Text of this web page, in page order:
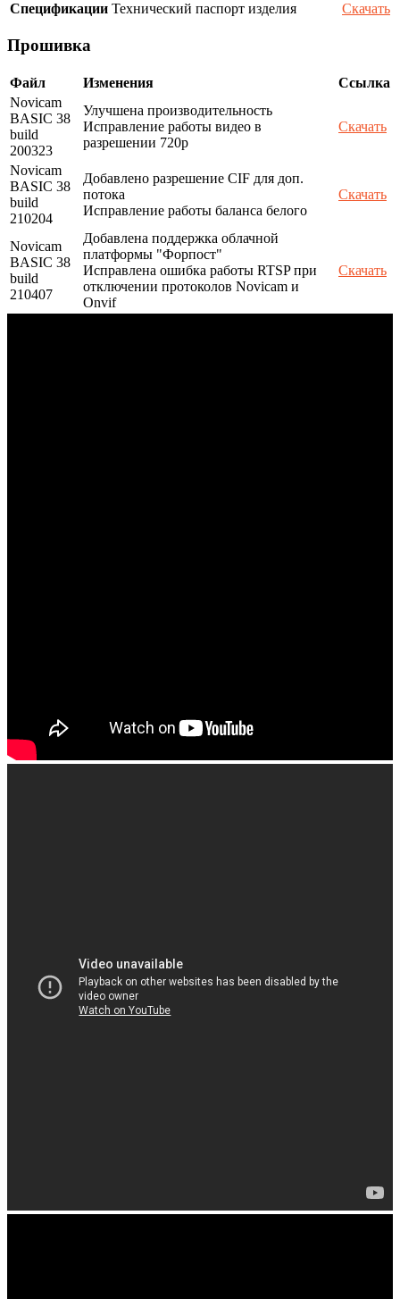
Спецификации Технический паспорт изделия Скачать
Прошивка
Файл Изменения
Ссылка
Novicam
BASIC 38
build
200323
Улучшена производительность
Исправление работы видео в
разрешении 720p
Скачать
Novicam
BASIC 38
build
210204
Добавлено разрешение CIF для доп.
потока
Исправление работы баланса белого
Скачать
Novicam
BASIC 38
build
210407
Добавлена поддержка облачной
платформы "Форпост"
Исправлена ошибка работы RTSP при
отключении протоколов Novicam и
Onvif
Скачать